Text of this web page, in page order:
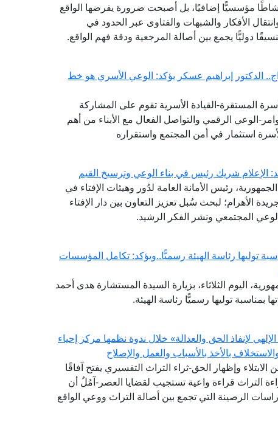
مؤسسيًّا إضافيًا، بل أصبحت ضرورة يفرضها الواقع
الأفكار والشبهات والفتاوى عبر الحدود في
دوليًّا يجمع بين أصالة المرجعية ودقة فهم الواقع.
الدكتور إبراهيم عسكر يؤكد: الوعي الأسري هو خط
المستقرة-القيادة الأسرية تقوم على المشاركة
الوعي الرقمي والتواصل الفعال مع الأبناء من أهم
استثمار في أمن المجتمع واستقراره
الإعلام شريك رئيس في بناء الوعي وترسيخ القيم
رئيس الأمانة العامة لدُور وهيئات الإفتاء في
الأهرام؛ لبحث سُبل تعزيز التعاون بين دار الإفتاء
المجتمعي ونشر الفكر الرشيد.
توليها رئاسة الهيئة رسميًّا..ويؤكد: تكامل المؤسسات
اليوم الثلاثاء، بزيارة السيدة المستشارة هدى أحمد
بمناسبة توليها رسميًّا رئاسة الهيئة.
لإنفاذ الحق والعدالة» خلال ندوة نظمها مركز إحياء
بالأخذ بالأسباب والعمل والإصلاح
الابتلاء وإظهار الحق-ثراء التراث التفسيري يفتح آفاقًا
التراث قراءة واعية تستجيب لقضايا العصر-آمُلُ أن
الرصينة التي تجمع بين أصالة التراث ووعي الواقع